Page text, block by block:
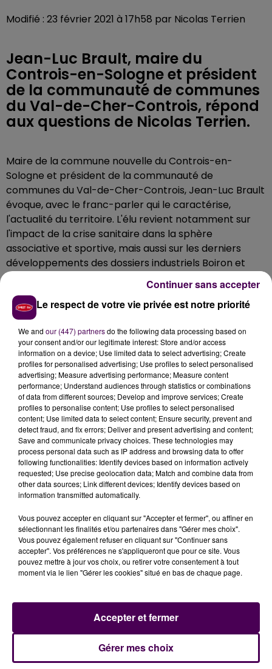
Modifié : 23 février 2021 à 17h58 par Nicolas Terrien
Jean-Luc Brault, maire du
Controis-en-Sologne et président
de la communauté de communes
du Val-de-Cher-Controis, répond
aux questions de Nicolas Terrien.
Maire de la commune nouvelle du Controis-en-
Sologne et président de la communauté de
communes du Val-de-Cher-Controis, Jean-Luc Brault
évoque, avec le franc-parler qui le caractérise,
l'actualité du territoire. L'élu revient notamment sur
l'impact de la crise sanitaire dans la sphère
associative et sportive, mais aussi sur les derniers
développements des dossiers industriels Boiron et
Daher.
À LA UNE
20h00
11 juillet 2026
Inscrivez-vous au casting The Voice & The Voice
Kids !
Le respect de votre vie privée est notre priorité
We and our (447) partnersdo the following data processing based on
your consent and/or our legitimate interest: Store and/or access
information on a device; Use limited data to select advertising; Create
profiles for personalised advertising; Use profiles to select personalised
advertising; Measure advertising performance; Measure content
performance; Understand audiences through statistics or combinations
of data from different sources; Develop and improve services; Create
profiles to personalise content; Use profiles to select personalised
content; Use limited data to select content; Ensure security, prevent and
detect fraud, and fix errors; Deliver and present advertising and content;
Save and communicate privacy choices. These technologies may
process personal data such as IP address and browsing data to offer
following functionalities: Identify devices based on information actively
requested; Use precise geolocation data; Match and combine data from
other data sources; Link different devices; Identify devices based on
information transmitted automatically.
Vous pouvez accepter en cliquant sur "Accepter et fermer", ou affiner en
sélectionnant les finalités et/ou partenaires dans "Gérer mes choix".
Vous pouvez également refuser en cliquant sur "Continuer sans
accepter". Vos préférences ne s'appliqueront que pour ce site. Vous
pouvez mettre à jour vos choix, ou retirer votre consentement à tout
moment via le lien "Gérer les cookies" situé en bas de chaque page.
Gérer mes choix
Accepter et fermer
Continuer sans accepter